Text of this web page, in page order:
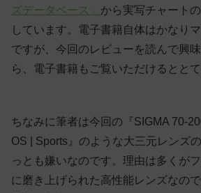
ズデータベース」 から実写チャート
しています。電子書籍自体はかなり
ですが、今回のレビューを読んで興
ら、電子書籍もご覧いただけるとと
ちなみに筆者は今回の『SIGMA 70-
OS | Sports』のような大三元レンズ
っとも嫌いなのです。理由は多くが
に磨き上げられた高性能レンズなの